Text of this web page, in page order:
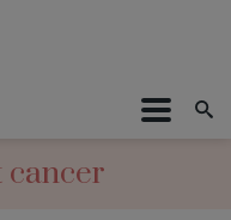
cancer